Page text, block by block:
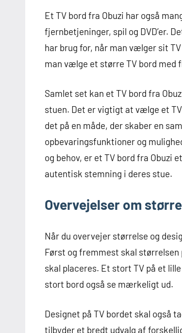
Et TV bord fra Obuzi har også
fjernbetjeninger, spil og DVD’er.
har brug for, når man vælger sit
man vælge et større TV bord med
Samlet set kan et TV bord fra
stuen. Det er vigtigt at vælge et
det på en måde, der skaber en
opbevaringsfunktioner og
og behov, er et TV bord fra Obuzi
autentisk stemning i deres stue.
Overvejelser om
Når du overvejer størrelse og
Først og fremmest skal
skal placeres. Et stort TV på et
stort bord også se mærkeligt ud.
Designet på TV bordet skal også
tilbyder et bredt udvalg af